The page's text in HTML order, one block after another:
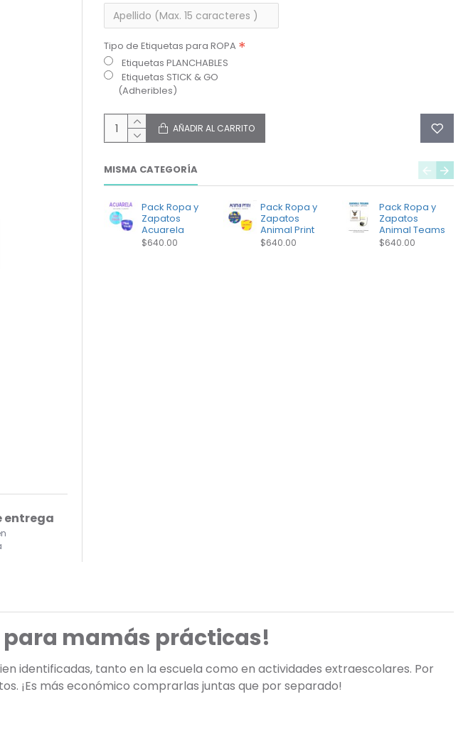
entrega
Tipo de Etiquetas para ROPA
Etiquetas PLANCHABLES
Etiquetas STICK & GO
(Adheribles)
AÑADIR AL CARRITO
MISMA CATEGORÍA
Pack Ropa y
Zapatos
Acuarela
$640.00
Pack Ropa y
Zapatos
Animal Print
$640.00
Pack Ropa y
Zapatos
Animal Teams
$640.00
para mamás prácticas!
identificadas, tanto en la escuela como en actividades extraescolares. Por
¡Es más económico comprarlas juntas que por separado!